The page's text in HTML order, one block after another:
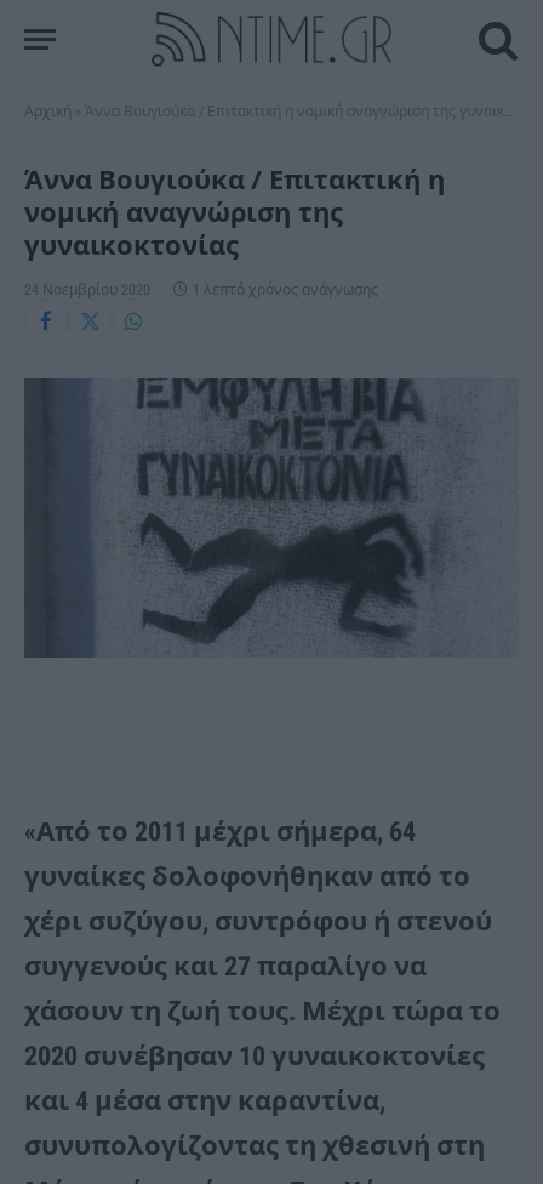
Αρχική Άννα Βουγιούκα / Επιτακτική η νομική αναγνώριση της γυναικοκτονίας
Άννα Βουγιούκα / Επιτακτική η
νομική αναγνώριση της
γυναικοκτονίας
24 Νοεμβρίου 2020 1 λεπτό χρόνος ανάγνωσης
«Από το 2011 μέχρι σήμερα, 64
γυναίκες δολοφονήθηκαν από το
χέρι συζύγου, συντρόφου ή στενού
συγγενούς και 27 παραλίγο να
χάσουν τη ζωή τους. Μέχρι τώρα το
2020 συνέβησαν 10 γυναικοκτονίες
και 4 μέσα στην καραντίνα,
συνυπολογίζοντας τη χθεσινή στη